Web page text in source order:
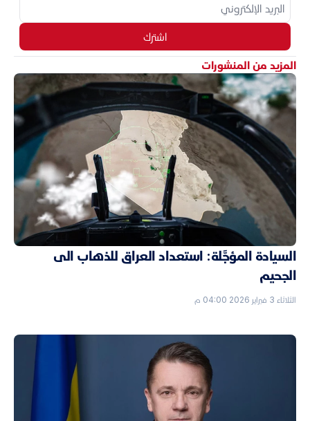
اشترك
المزيد من المنشورات
السيادة المؤجَّلة: استعداد العراق للذهاب الى
الجحيم
الثلاثاء 3 فبراير 2026 04:00 م